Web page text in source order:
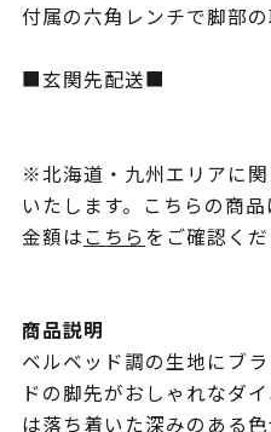
付属の六角レンチで脚部
■玄関先配送■
※北海道・九州エリアに
いたします。こちらの商
金額はこちらをご確認くだ
商品説明
ベルベッド調の生地にブ
ドの脚先がおしゃれなダ
は落ち着いた深みのある